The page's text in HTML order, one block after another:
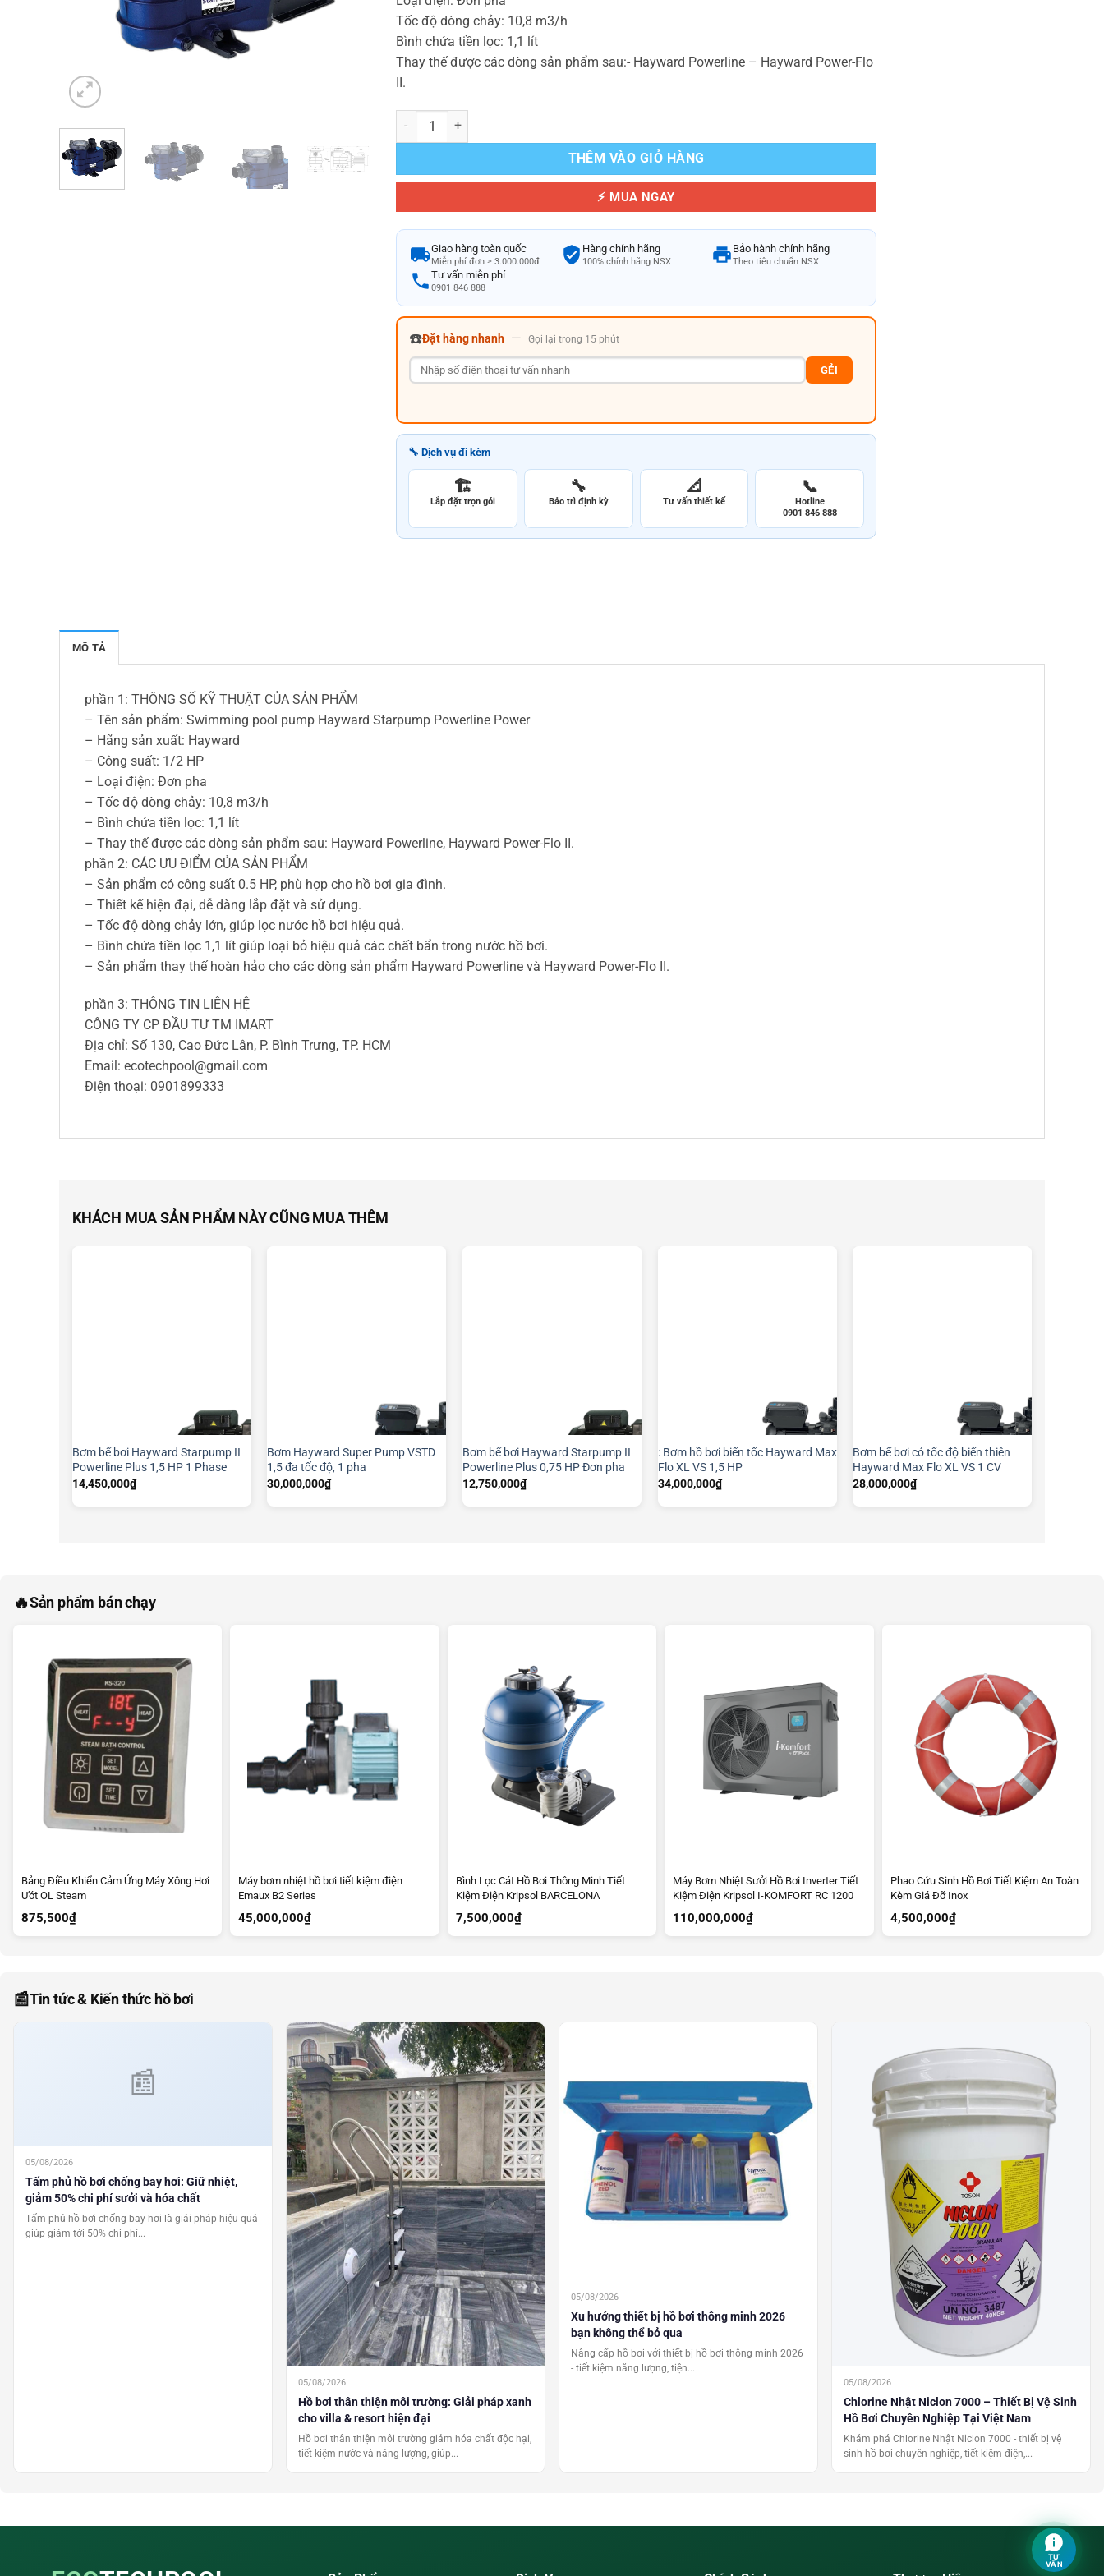
Tốc độ dòng chảy: 10,8 m3/h
Bình chứa tiền lọc: 1,1 lít
Thay thế được các dòng sản phẩm sau:- Hayward Powerline – Hayward Power-Flo
II.
Bơm bể bơi này có thể được đặt tên là Bơm bể bơi Hayward Starpump Powerline 0,5 HP 1 pha số lượng
THÊM VÀO GIỎ HÀNG
⚡ MUA NGAY
Giao hàng toàn quốc
Miễn phí đơn ≥ 3.000.000đ
Hàng chính hãng
100% chính hãng NSX
Bảo hành chính hãng
Theo tiêu chuẩn NSX
Tư vấn miễn phí
0901 846 888
☎️Đặt hàng nhanh — Gọi lại trong 15 phút
GẺI
🔧 Dịch vụ đi kèm
🏗️
Lắp đặt trọn gói
🔧
Bảo trì định kỳ
📐
Tư vấn thiết kế
📞
Hotline
0901 846 888
MÔ TẢ
phần 1: THÔNG SỐ KỸ THUẬT CỦA SẢN PHẨM
– Tên sản phẩm: Swimming pool pump Hayward Starpump Powerline Power
– Hãng sản xuất: Hayward
– Công suất: 1/2 HP
– Loại điện: Đơn pha
– Tốc độ dòng chảy: 10,8 m3/h
– Bình chứa tiền lọc: 1,1 lít
– Thay thế được các dòng sản phẩm sau: Hayward Powerline, Hayward Power-Flo II.
phần 2: CÁC ƯU ĐIỂM CỦA SẢN PHẨM
– Sản phẩm có công suất 0.5 HP, phù hợp cho hồ bơi gia đình.
– Thiết kế hiện đại, dễ dàng lắp đặt và sử dụng.
– Tốc độ dòng chảy lớn, giúp lọc nước hồ bơi hiệu quả.
– Bình chứa tiền lọc 1,1 lít giúp loại bỏ hiệu quả các chất bẩn trong nước hồ bơi.
– Sản phẩm thay thế hoàn hảo cho các dòng sản phẩm Hayward Powerline và Hayward Power-Flo II.
phần 3: THÔNG TIN LIÊN HỆ
CÔNG TY CP ĐẦU TƯ TM IMART
Địa chỉ: Số 130, Cao Đức Lân, P. Bình Trưng, TP. HCM
Email: ecotechpool@gmail.com
Điện thoại: 0901899333
KHÁCH MUA SẢN PHẨM NÀY CŨNG MUA THÊM
Bơm bể bơi Hayward Starpump II
Powerline Plus 1,5 HP 1 Phase
14,450,000₫
Bơm Hayward Super Pump VSTD
1,5 đa tốc độ, 1 pha
30,000,000₫
Bơm bể bơi Hayward Starpump II
Powerline Plus 0,75 HP Đơn pha
12,750,000₫
: Bơm hồ bơi biến tốc Hayward Max
Flo XL VS 1,5 HP
34,000,000₫
Bơm bể bơi có tốc độ biến thiên
Hayward Max Flo XL VS 1 CV
28,000,000₫
🔥Sản phẩm bán chạy
Bảng Điều Khiển Cảm Ứng Máy Xông Hơi
Ướt OL Steam
875,500₫
Máy bơm nhiệt hồ bơi tiết kiệm điện
Emaux B2 Series
45,000,000₫
Bình Lọc Cát Hồ Bơi Thông Minh Tiết
Kiệm Điện Kripsol BARCELONA
7,500,000₫
Máy Bơm Nhiệt Sưởi Hồ Bơi Inverter Tiết
Kiệm Điện Kripsol I-KOMFORT RC 1200
110,000,000₫
Phao Cứu Sinh Hồ Bơi Tiết Kiệm An Toàn
Kèm Giá Đỡ Inox
4,500,000₫
📰Tin tức & Kiến thức hồ bơi
05/08/2026
Tấm phủ hồ bơi chống bay hơi: Giữ nhiệt,
giảm 50% chi phí sưởi và hóa chất
Tấm phủ hồ bơi chống bay hơi là giải pháp hiệu quả
giúp giảm tới 50% chi phí...
05/08/2026
Hồ bơi thân thiện môi trường: Giải pháp xanh
cho villa & resort hiện đại
Hồ bơi thân thiện môi trường giảm hóa chất độc hại,
tiết kiệm nước và năng lượng, giúp...
05/08/2026
Xu hướng thiết bị hồ bơi thông minh 2026
bạn không thể bỏ qua
Nâng cấp hồ bơi với thiết bị hồ bơi thông minh 2026
- tiết kiệm năng lượng, tiện...
05/08/2026
Chlorine Nhật Niclon 7000 – Thiết Bị Vệ Sinh
Hồ Bơi Chuyên Nghiệp Tại Việt Nam
Khám phá Chlorine Nhật Niclon 7000 - thiết bị vệ
sinh hồ bơi chuyên nghiệp, tiết kiệm điện,...
TƯ
VẤN